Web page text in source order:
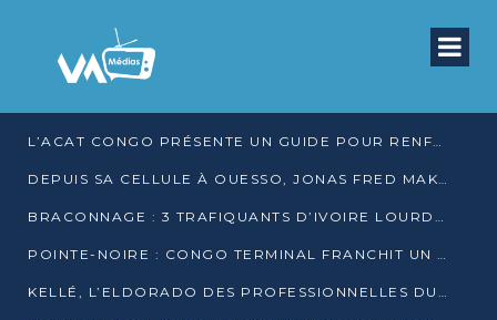
L’ACAT CONGO PRÉSENTE UN GUIDE POUR RENFORCER LES GARANTIES JUDICIAIRES EN GARDE À VUE
DEPUIS SA CELLULE À OUESSO, JONAS FRED MAKITA DÉNONCE CE QU’IL QUALIFIE DE DÉNI DE JUSTICE
BRACONNAGE : 3 TRAFIQUANTS D’IVOIRE LOURDEMENT CONDAMNÉS À DJAMBALA
POINTE-NOIRE : CONGO TERMINAL FRANCHIT UN CAP HISTORIQUE AVEC 99 MOUVEMENTS/HEURE
KELLÉ, L’ELDORADO DES PROFESSIONNELLES DU SEXE